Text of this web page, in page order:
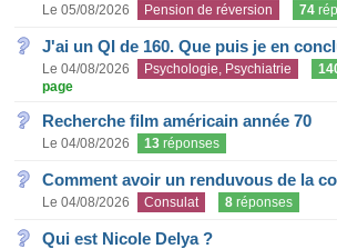
Le 05/08/2026 Pension de réversion 74
J'ai un QI de 160. Que puis je en
Le 04/08/2026 Psychologie, Psychiatrie
page
Recherche film américain année 70
Le 04/08/2026 13 réponses
Comment avoir un renduvous de la
Le 04/08/2026 Consulat 8 réponses
Qui est Nicole Delya ?